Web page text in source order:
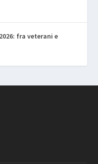
fra veterani e